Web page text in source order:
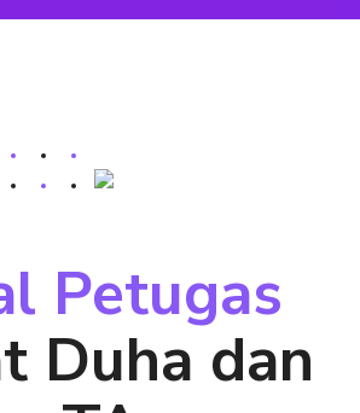
Petugas
Duha dan